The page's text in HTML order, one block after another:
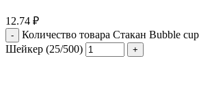
12.74 ₽
Количество товара Стакан Bubble
Шейкер (25/500)